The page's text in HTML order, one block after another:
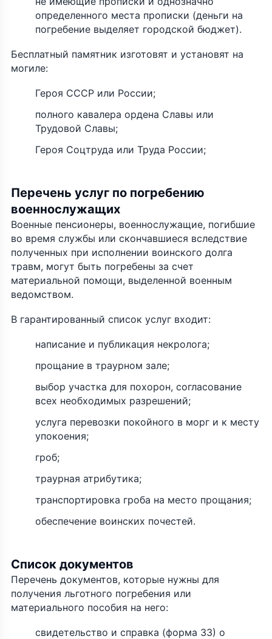
определенного места прописки (деньги на
погребение выделяет городской бюджет).
Бесплатный памятник изготовят и установят на
могиле:
Героя СССР или России;
полного кавалера ордена Славы или
Трудовой Славы;
Героя Соцтруда или Труда России;
Перечень услуг по погребению
военнослужащих
Военные пенсионеры, военнослужащие, погибшие
во время службы или скончавшиеся вследствие
полученных при исполнении воинского долга
травм, могут быть погребены за счет
материальной помощи, выделенной военным
ведомством.
В гарантированный список услуг входит:
написание и публикация некролога;
прощание в траурном зале;
выбор участка для похорон, согласование
всех необходимых разрешений;
услуга перевозки покойного в морг и к месту
упокоения;
гроб;
траурная атрибутика;
транспортировка гроба на место прощания;
обеспечение воинских почестей.
Список документов
Перечень документов, которые нужны для
получения льготного погребения или
материального пособия на него:
свидетельство и справка (форма 33) о